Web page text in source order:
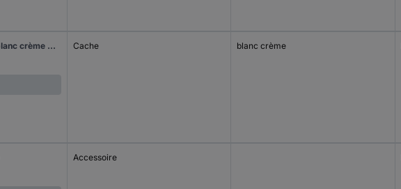
Jung simple Cache Bascule symbole "flèche" blanc crème CD590P 1 pc(s) Cache blanc crème
Accessoire